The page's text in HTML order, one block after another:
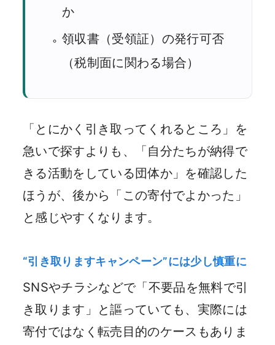
か
領収書（受領証）の発行可否
（税制面に関わる場合）
「とにかく引き取ってくれるところ」を
急いで探すよりも、「自分たちが納得で
きる活動をしている団体か」を確認した
ほうが、後から「この寄付でよかった」
と感じやすくなります。
“引き取りますキャンペーン”には少し慎重に
SNSやチラシなどで「不要品を無料で引
き取ります」と謳っていても、実際には
寄付ではなく転売目的のケースもありま